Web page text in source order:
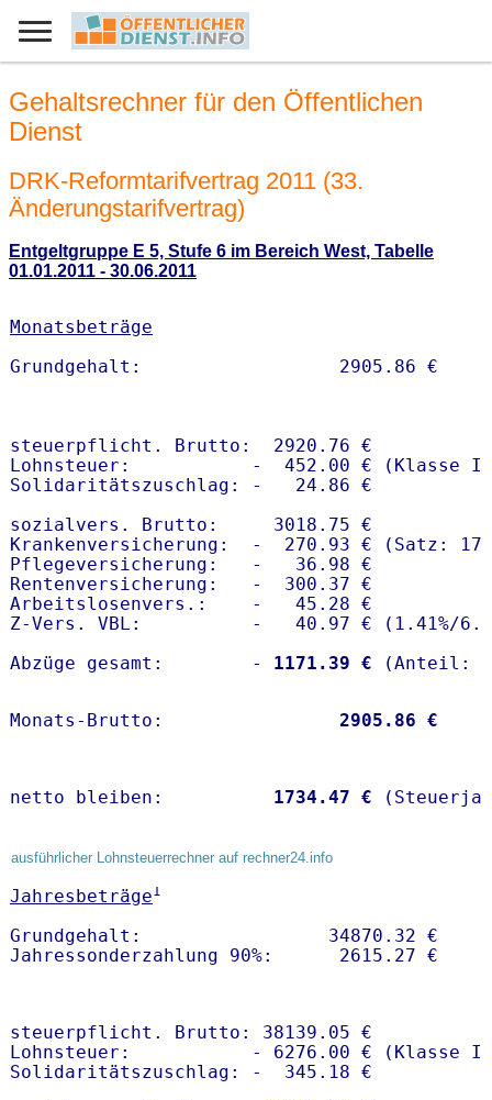
Gehaltsrechner für den Öffentlichen
Dienst
DRK-Reformtarifvertrag 2011 (33.
Änderungstarifvertrag)
Entgeltgruppe E 5, Stufe 6 im Bereich West, Tabelle
01.01.2011 - 30.06.2011
Monatsbeträge
steuerpflicht. Brutto:  2920.76 €
Lohnsteuer:           -  452.00 € (Klasse I)
Solidaritätszuschlag: -   24.86 €
sozialvers. Brutto:     3018.75 €
Krankenversicherung:  -  270.93 € (Satz:
Pflegeversicherung:   -   36.98 €
Rentenversicherung:   -  300.37 €
Arbeitslosenvers.:    -   45.28 €
Z-Vers. VBL:          -   40.97 € ( 1.41%/
Abzüge gesamt:        -
1171.39 €
Monats-Brutto: 2905.86 €
netto bleiben: 1734.47 €
ausführlicher Lohnsteuerrechner auf rechner24.info
Jahresbeträge1
Grundgehalt:                 34870.32 €
steuerpflicht. Brutto: 38139.05 €
Lohnsteuer:           - 6276.00 € (Klasse I)
Solidaritätszuschlag: -  345.18 €